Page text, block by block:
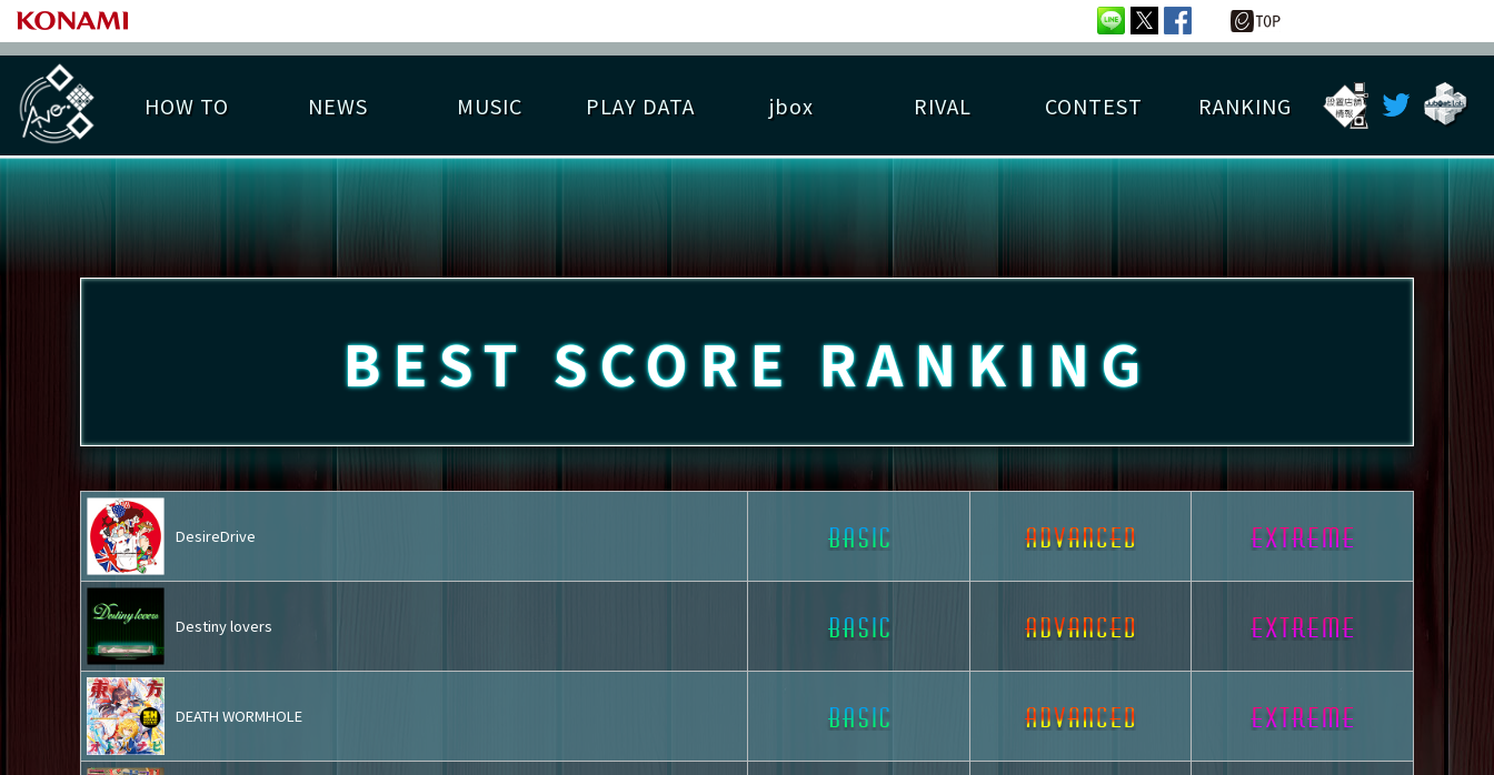
HOW TO NEWS MUSIC PLAY DATA
称号 プレー履歴 プレーグラフ ねんごろチャレンジ EDIT譜面
jbox RIVAL
ライバル一覧 プレーヤー検索
CONTEST
大会とは？
RANKING
LICENSE HIT CHART RANKING
BEST SCORE RANKING
DesireDrive
Destiny lovers
DEATH WORMHOLE